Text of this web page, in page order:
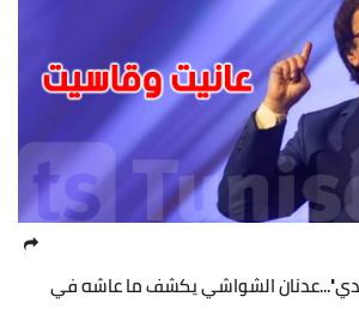
الشواشي يكشف ما عاشه في